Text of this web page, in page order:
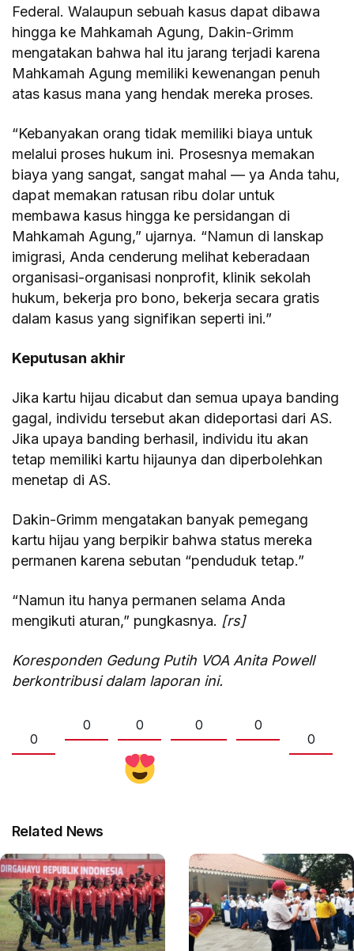
Federal. Walaupun sebuah kasus dapat dibawa
hingga ke Mahkamah Agung, Dakin-Grimm
mengatakan bahwa hal itu jarang terjadi karena
Mahkamah Agung memiliki kewenangan penuh
atas kasus mana yang hendak mereka proses.
“Kebanyakan orang tidak memiliki biaya untuk
melalui proses hukum ini. Prosesnya memakan
biaya yang sangat, sangat mahal — ya Anda tahu,
dapat memakan ratusan ribu dolar untuk
membawa kasus hingga ke persidangan di
Mahkamah Agung,” ujarnya. “Namun di lanskap
imigrasi, Anda cenderung melihat keberadaan
organisasi-organisasi nonprofit, klinik sekolah
hukum, bekerja pro bono, bekerja secara gratis
dalam kasus yang signifikan seperti ini.”
Keputusan akhir
Jika kartu hijau dicabut dan semua upaya banding
gagal, individu tersebut akan dideportasi dari AS.
Jika upaya banding berhasil, individu itu akan
tetap memiliki kartu hijaunya dan diperbolehkan
menetap di AS.
Dakin-Grimm mengatakan banyak pemegang
kartu hijau yang berpikir bahwa status mereka
permanen karena sebutan “penduduk tetap.”
“Namun itu hanya permanen selama Anda
mengikuti aturan,” pungkasnya. [rs]
Koresponden Gedung Putih VOA Anita Powell
berkontribusi dalam laporan ini.
0
0 0 0
0
0
Related News